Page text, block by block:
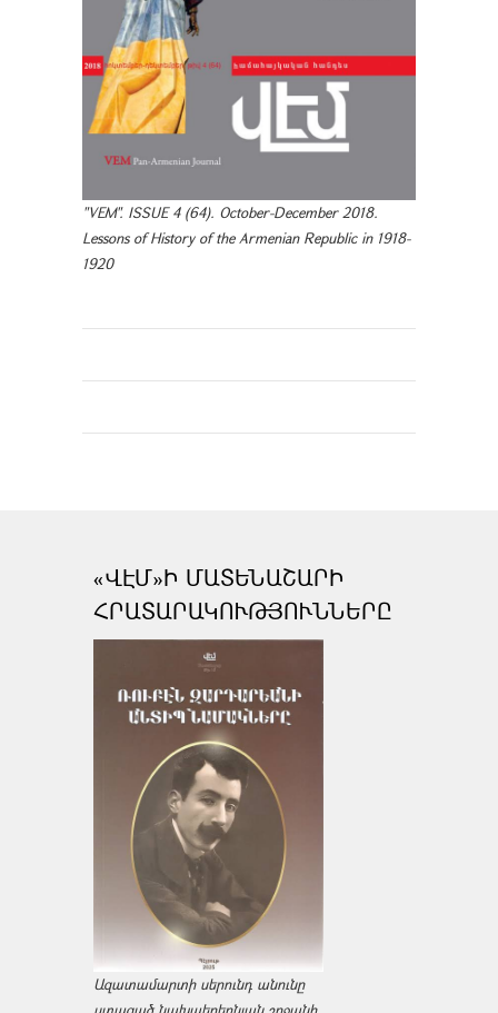
"VEM". ISSUE 4 (64). October-December 2018.
Lessons of History of the Armenian Republic in 1918-
1920
«ՎԷՄ»Ի ՄԱՏԵՆԱՇԱՐԻ
ՀՐԱՏԱՐԱԿՈՒԹՅՈՒՆՆԵՐԸ
Ազատամարտի սերունդ անունը